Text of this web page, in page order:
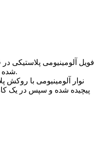
شده و در یک جعبه چوبی قرار می گیرد.
پیچیده شده و سپس در یک